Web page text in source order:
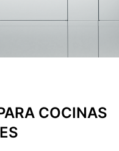
COCINAS